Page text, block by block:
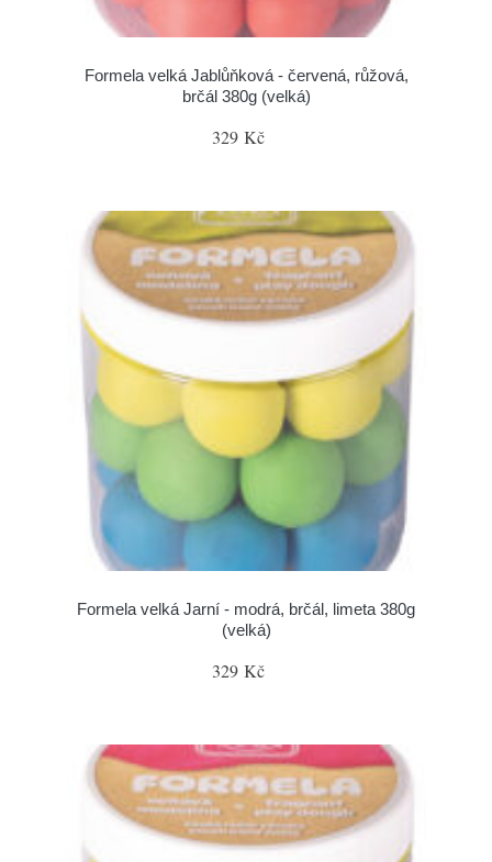
Formela velká Jablůňková - červená, růžová,
brčál 380g (velká)
329 Kč
Formela velká Jarní - modrá, brčál, limeta 380g
(velká)
329 Kč